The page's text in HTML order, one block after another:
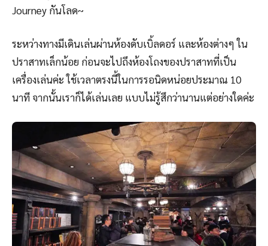
Journey กันโลด~
ระหว่างทางมีเดินเล่นผ่านห้องดับเบิ้ลดอร์ และห้องต่างๆ ใน
ปราสาทเล็กน้อย ก่อนจะไปถึงห้องโถงของปราสาทที่เป็น
เครื่องเล่นค่ะ ใช้เวลาตรงนี้ในการรอนิดหน่อยประมาณ 10
นาที จากนั้นเราก็ได้เล่นเลย แบบไม่รู้สึกว่านานแต่อย่างใดค่ะ